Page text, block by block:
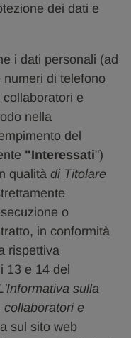
dei dati e
i dati personali (ad
di telefono
e
nella
del
"Interessati")
qualità di Titolare
o
in conformità
rispettiva
13 e 14 del
sulla
collaboratori e
sul sito web